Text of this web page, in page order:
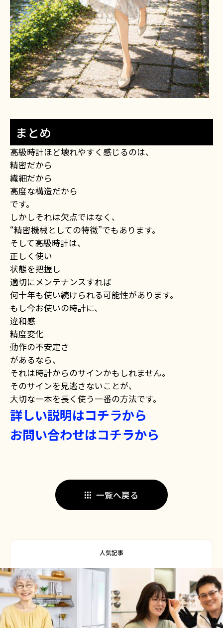
まとめ
高級時計ほど壊れやすく感じるのは、
精密だから
繊細だから
高度な構造だから
です。
しかしそれは欠点ではなく、
“精密機械としての特徴”でもあります。
そして高級時計は、
正しく使い
状態を把握し
適切にメンテナンスすれば
何十年も使い続けられる可能性があります。
もし今お使いの時計に、
違和感
精度変化
動作の不安定さ
があるなら、
それは時計からのサインかもしれません。
そのサインを見逃さないことが、
大切な一本を長く使う一番の方法です。
詳しい説明はコチラから
お問い合わせはコチラから
一覧へ戻る
人気記事